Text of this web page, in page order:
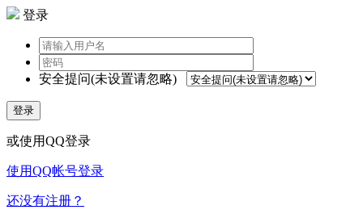
登录
安全提问(未设置请忽略)
登录
或使用QQ登录
使用QQ帐号登录
还没有注册？